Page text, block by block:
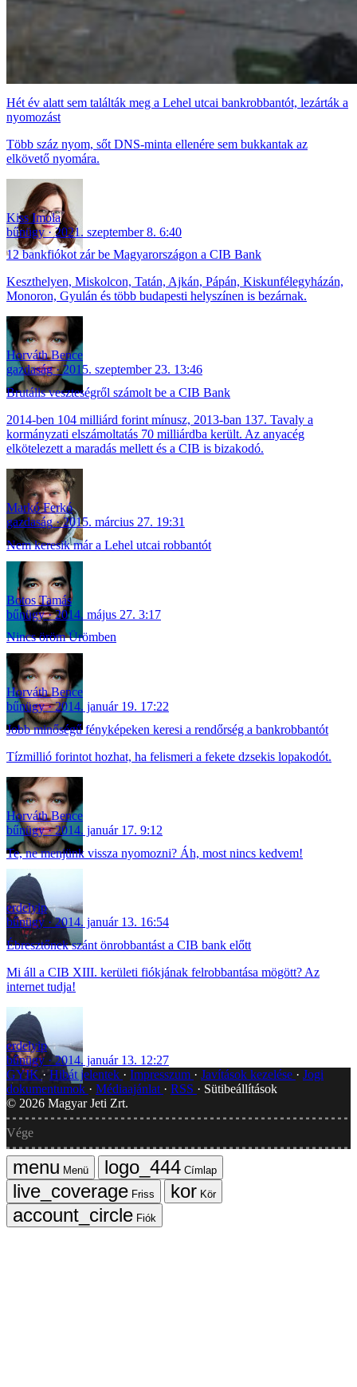
Hét év alatt sem találták meg a Lehel utcai bankrobbantót, lezárták a
nyomozást
Több száz nyom, sőt DNS-minta ellenére sem bukkantak az
elkövető nyomára.
Kiss Imola
bűnügy
2021. szeptember 8. 6:40
12 bankfiókot zár be Magyarországon a CIB Bank
Keszthelyen, Miskolcon, Tatán, Ajkán, Pápán, Kiskunfélegyházán,
Monoron, Gyulán és több budapesti helyszínen is bezárnak.
Horváth Bence
gazdaság
2015. szeptember 23. 13:46
Brutális veszteségről számolt be a CIB Bank
2014-ben 104 milliárd forint mínusz, 2013-ban 137. Tavaly a
kormányzati elszámoltatás 70 milliárdba került. Az anyacég
elkötelezett a maradás mellett és a CIB is bizakodó.
Markó Ferkó
gazdaság
2015. március 27. 19:31
Nem keresik már a Lehel utcai robbantót
Botos Tamás
bűnügy
2014. május 27. 3:17
Nincs öröm Ürömben
Horváth Bence
bűnügy
2014. január 19. 17:22
Jobb minőségű fényképeken keresi a rendőrség a bankrobbantót
Tízmillió forintot hozhat, ha felismeri a fekete dzsekis lopakodót.
Horváth Bence
bűnügy
2014. január 17. 9:12
Te, ne menjünk vissza nyomozni? Áh, most nincs kedvem!
erdelyip
bűnügy
2014. január 13. 16:54
Ébresztőnek szánt önrobbantást a CIB bank előtt
Mi áll a CIB XIII. kerületi fiókjának felrobbantása mögött? Az
internet tudja!
erdelyip
bűnügy
2014. január 13. 12:27
GYIK
Hibát jelentek Impresszum Javítások kezelése
Jogi
dokumentumok
Médiaajánlat RSS
Sütibeállítások
© 2026 Magyar Jeti Zrt.
Vége
Menü
Címlap
Friss
Kör
Fiók